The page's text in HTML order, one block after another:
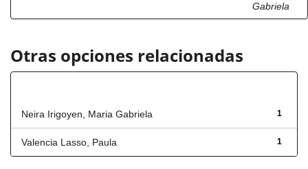
Gabriela
Otras opciones relacionadas
1
Neira Irigoyen, Maria Gabriela
1
Valencia Lasso, Paula